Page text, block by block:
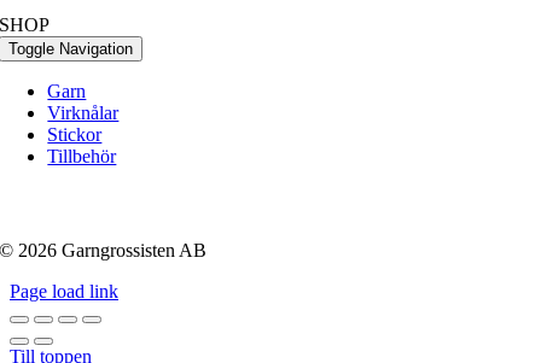
SHOP
Toggle Navigation
Garn
Virknålar
Stickor
Tillbehör
© 2026 Garngrossisten AB
Page load link
Till toppen